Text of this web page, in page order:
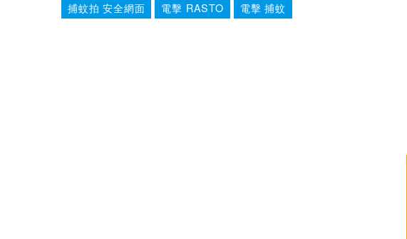
捕蚊拍 安全網面
電擊 RASTO 電擊 捕蚊